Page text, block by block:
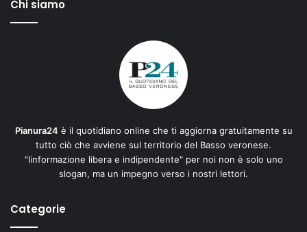
Chi siamo
Pianura24 è il quotidiano online che ti aggiorna gratuitamente su
tutto ciò che avviene sul territorio del Basso veronese.
"Iinformazione libera e indipendente" per noi non è solo uno
slogan, ma un impegno verso i nostri lettori.
Categorie